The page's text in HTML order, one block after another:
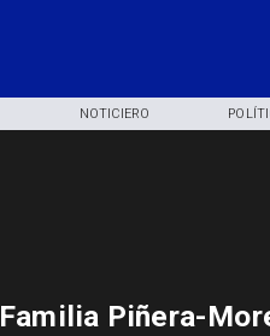
NOTICIERO
Familia Piñera-